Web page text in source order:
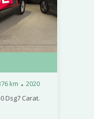
km . 2020
Dsg7 Carat.